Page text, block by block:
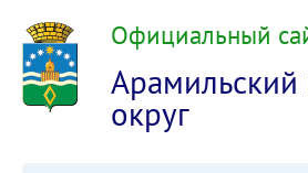
Официальный
Арамильский
округ